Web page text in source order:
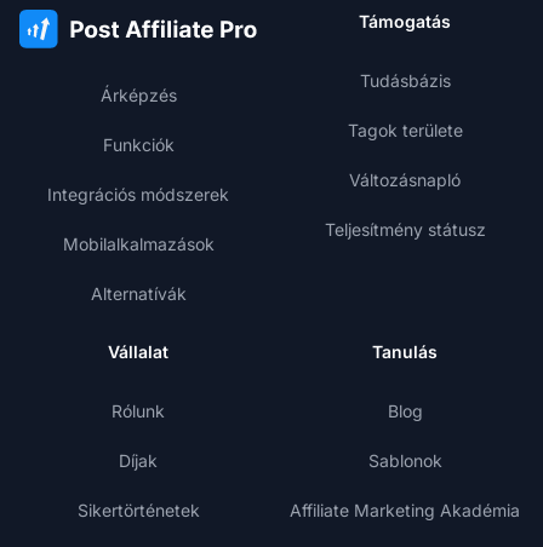
Árképzés
Funkciók
Integrációs módszerek
Mobilalkalmazások
Alternatívák
Támogatás
Tudásbázis
Tagok területe
Változásnapló
Teljesítmény státusz
Vállalat
Rólunk
Díjak
Sikertörténetek
Tanulás
Blog
Sablonok
Affiliate Marketing Akadémia